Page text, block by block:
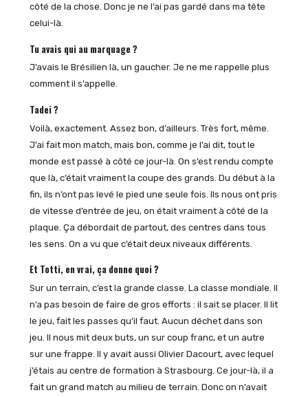
côté de la chose. Donc je ne l’ai pas gardé dans ma tête
celui-là.
Tu avais qui au marquage ?
J’avais le Brésilien là, un gaucher. Je ne me rappelle plus
comment il s’appelle.
Tadei ?
Voilà, exactement. Assez bon, d’ailleurs. Très fort, même.
J’ai fait mon match, mais bon, comme je l’ai dit, tout le
monde est passé à côté ce jour-là. On s’est rendu compte
que là, c’était vraiment la coupe des grands. Du début à la
fin, ils n’ont pas levé le pied une seule fois. Ils nous ont pris
de vitesse d’entrée de jeu, on était vraiment à côté de la
plaque. Ça débordait de partout, des centres dans tous
les sens. On a vu que c’était deux niveaux différents.
Et Totti, en vrai, ça donne quoi ?
Sur un terrain, c’est la grande classe. La classe mondiale. Il
n’a pas besoin de faire de gros efforts : il sait se placer. Il lit
le jeu, fait les passes qu’il faut. Aucun déchet dans son
jeu. Il nous mit deux buts, un sur coup franc, et un autre
sur une frappe. Il y avait aussi Olivier Dacourt, avec lequel
j’étais au centre de formation à Strasbourg. Ce jour-là, il a
fait un grand match au milieu de terrain. Donc on n’avait